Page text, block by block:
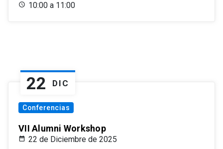
10:00 a 11:00
22 DIC
Conferencias
VII Alumni Workshop
22 de Diciembre de 2025